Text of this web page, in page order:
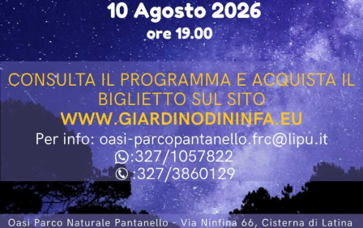
L’incontro con Giallini e Marazziti ha regalato al
pubblico momenti di confronto, ironia e spontaneità,
confermando lo spirito che caratterizza “Un Mare di
Cinema”: non soltanto una rassegna di proiezioni, ma
un’occasione per avvicinare il pubblico ai protagonisti e
agli autori del cinema italiano.